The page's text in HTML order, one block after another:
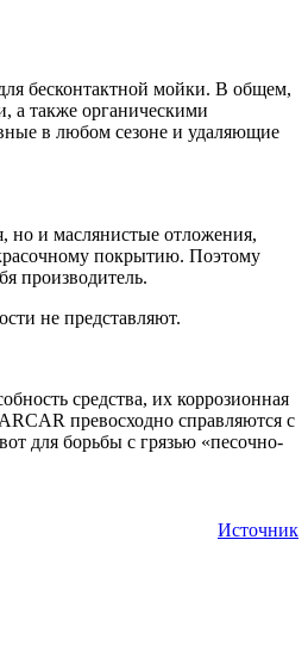
бесконтактной мойки. В общем,
а также органическими
в любом сезоне и удаляющие
но и маслянистые отложения,
покрытию. Поэтому
производитель.
не представляют.
средства, их коррозионная
превосходно справляются с
для борьбы с грязью «песочно-
Источник